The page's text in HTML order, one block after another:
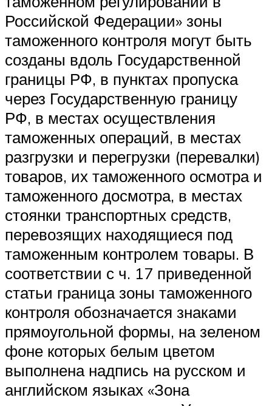
Российской Федерации» зоны
таможенного контроля могут быть
созданы вдоль Государственной
границы РФ, в пунктах пропуска
через Государственную границу
РФ, в местах осуществления
таможенных операций, в местах
разгрузки и перегрузки (перевалки)
товаров, их таможенного осмотра и
таможенного досмотра, в местах
стоянки транспортных средств,
перевозящих находящиеся под
таможенным контролем товары. В
соответствии с ч. 17 приведенной
статьи граница зоны таможенного
контроля обозначается знаками
прямоугольной формы, на зеленом
фоне которых белым цветом
выполнена надпись на русском и
английском языках «Зона